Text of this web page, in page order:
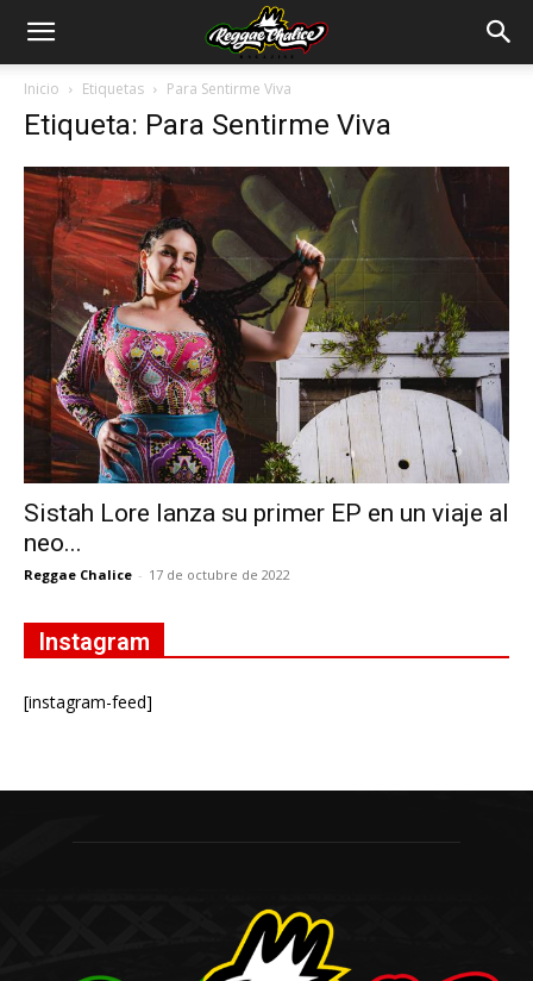
Inicio Etiquetas Para Sentirme Viva
Etiqueta: Para Sentirme Viva
Sistah Lore lanza su primer EP en un viaje al
neo...
Reggae Chalice - 17 de octubre de 2022
Instagram
[instagram-feed]